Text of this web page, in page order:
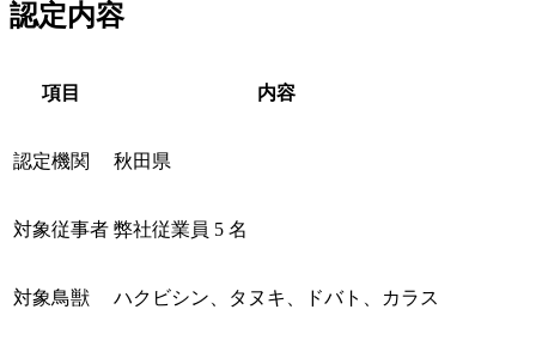
認定内容
項目 内容
認定機関 秋田県
対象従事者 弊社従業員 5 名
対象鳥獣 ハクビシン、タヌキ、ドバト、カラス